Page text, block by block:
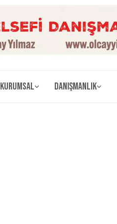
Kurumsal Danışmanlık